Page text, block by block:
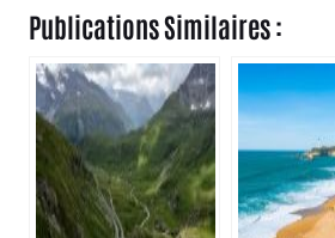
Publications Similaires :